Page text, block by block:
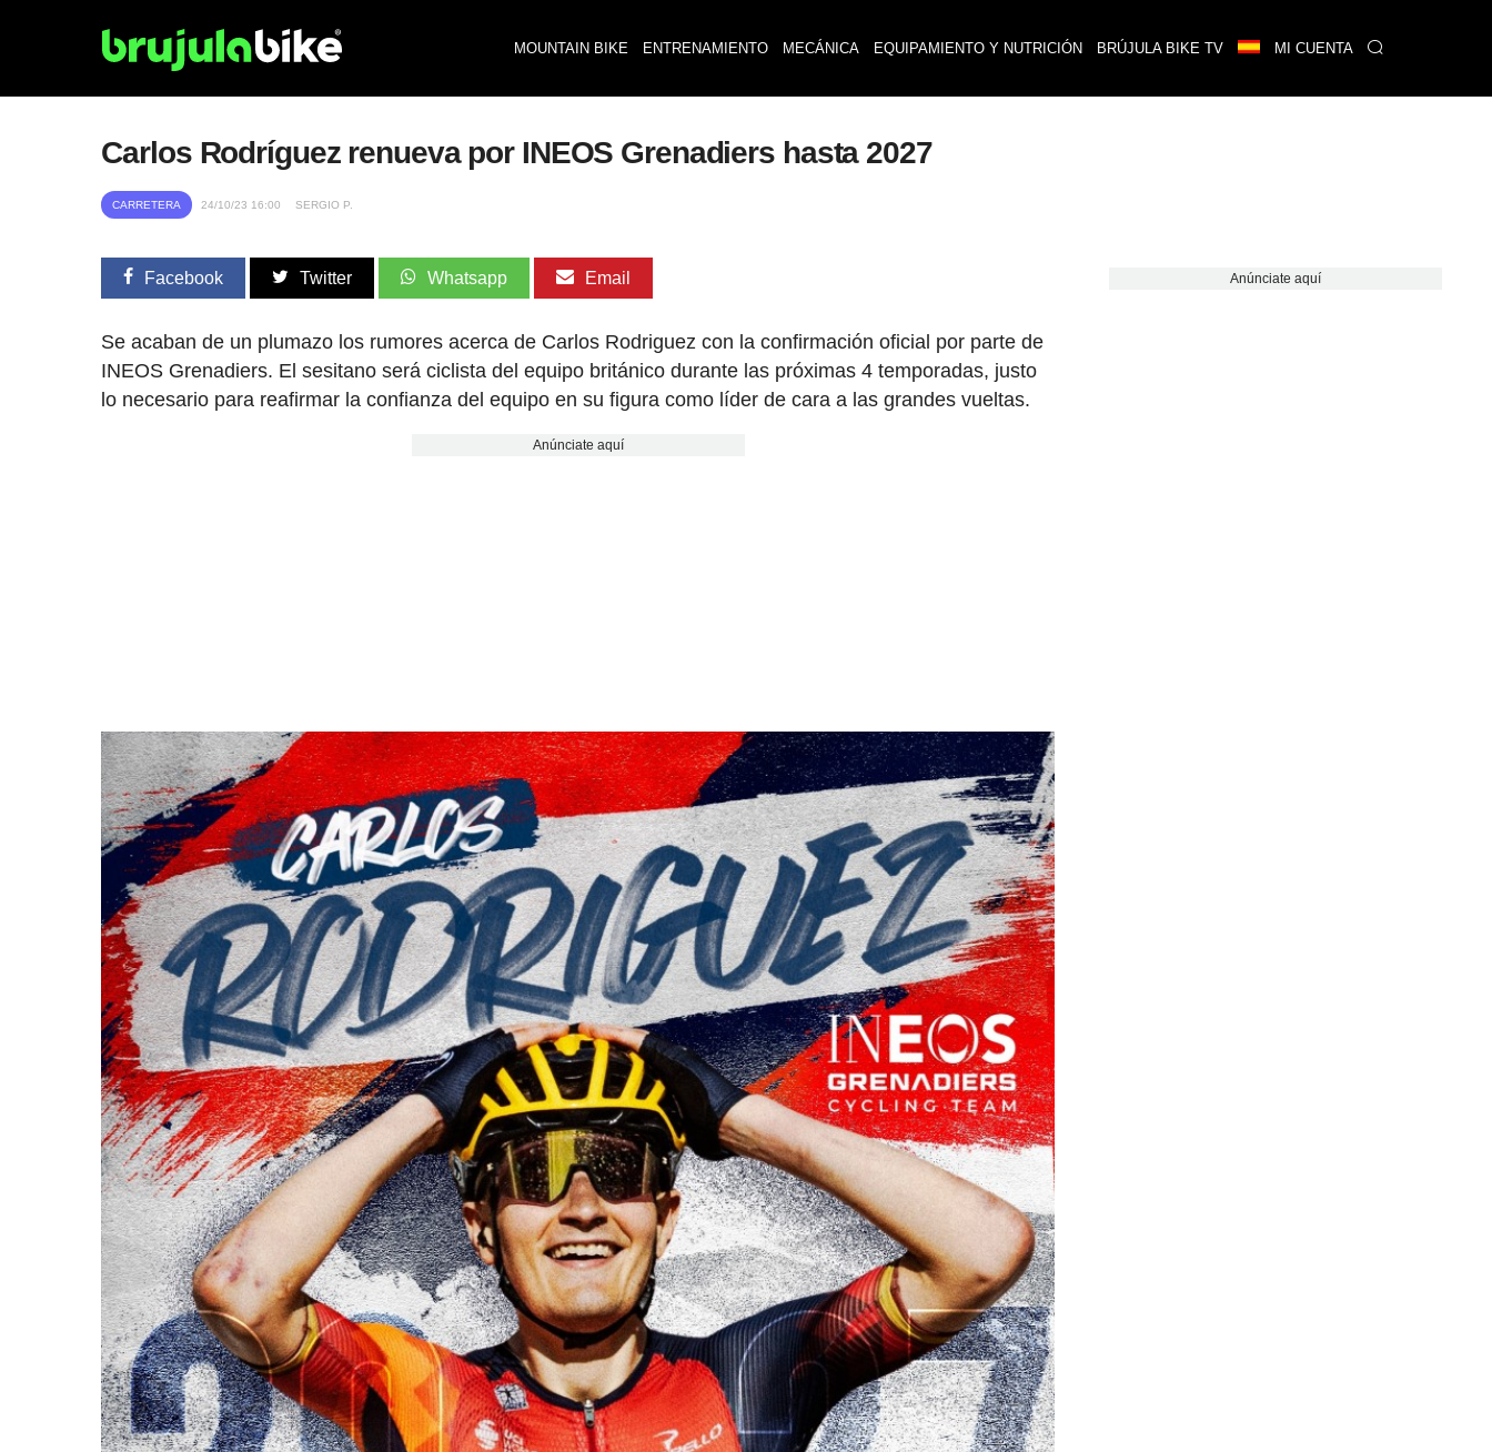
MOUNTAIN BIKE ENTRENAMIENTO MECÁNICA EQUIPAMIENTO Y NUTRICIÓN BRÚJULA BIKE TV MI CUENTA
Carlos Rodríguez renueva por INEOS Grenadiers hasta 2027
CARRETERA 24/10/23 16:00 SERGIO P.
Facebook Twitter Whatsapp Email
Se acaban de un plumazo los rumores acerca de Carlos Rodriguez con la confirmación oficial por parte de
INEOS Grenadiers. El sesitano será ciclista del equipo británico durante las próximas 4 temporadas, justo
lo necesario para reafirmar la confianza del equipo en su figura como líder de cara a las grandes vueltas.
Anúnciate aquí
Anúnciate aquí